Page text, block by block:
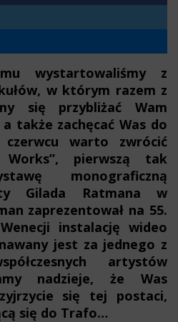
wystartowaliśmy z
w którym razem z
się przybliżać Wam
także zachęcać Was do
warto zwrócić
pierwszą tak
monograficzną
Gilada Ratmana w
zaprezentował na 55.
instalację wideo
jest za jednego z
artystów
nadzieje, że Was
się tej postaci,
się do Trafo…